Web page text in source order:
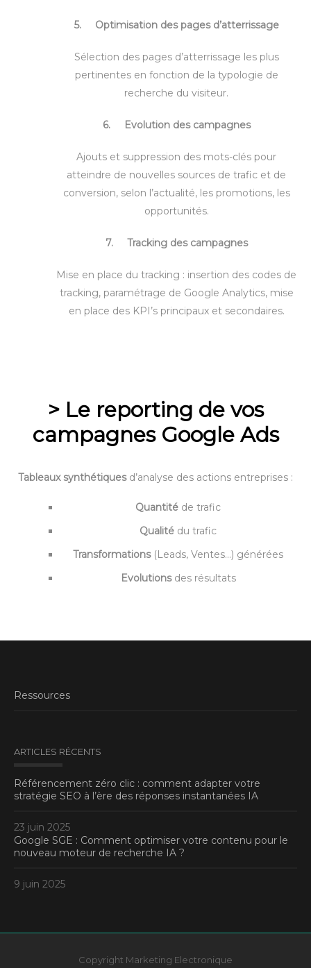
5. Optimisation des pages d’atterrissage
Sélection des pages d’atterrissage les plus
pertinentes en fonction de la typologie de
recherche du visiteur.
6. Evolution des campagnes
Ajouts et suppression des mots-clés pour
atteindre de nouvelles sources de trafic et de
conversion, selon l’actualité, les promotions, les
opportunités.
7. Tracking des campagnes
Mise en place du tracking : insertion des codes de
tracking, paramétrage de Google Analytics, mise
en place des KPI’s principaux et secondaires.
> Le reporting de vos
campagnes Google Ads
Tableaux synthétiques d’analyse des actions entreprises :
Quantité de trafic
Qualité du trafic
Transformations(Leads, Ventes…) générées
Evolutionsdes résultats
Ressources
ARTICLES RÉCENTS
Référencement zéro clic : comment adapter votre
stratégie SEO à l’ère des réponses instantanées IA
23 juin 2025
Google SGE : Comment optimiser votre contenu pour le
nouveau moteur de recherche IA ?
9 juin 2025
Copyright Marketing Electronique